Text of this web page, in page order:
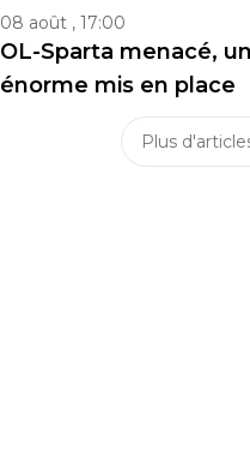
08 août , 17:00
OL-Sparta menacé,
énorme mis en place
Plus